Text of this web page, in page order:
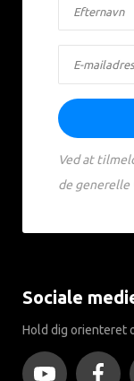
Ved at
de generelle
Sociale
Hold dig orienteret